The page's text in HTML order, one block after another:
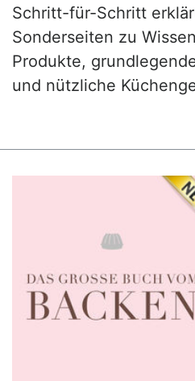
Schritt-für-Schritt
Sonderseiten zu
Produkte,
und nützliche